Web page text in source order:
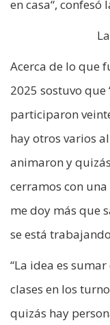
en casa“, confesó
Acerca de lo que
2025 sostuvo que
participaron
hay otros varios
animaron y
cerramos con
me doy más que
se está
“La idea es
clases en los
quizás hay